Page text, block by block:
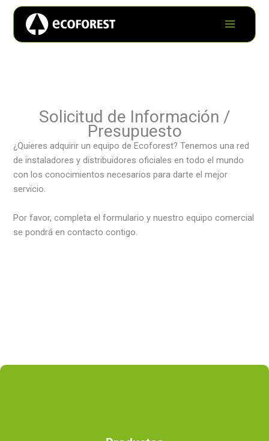
Solicitud de Información /
Presupuesto
¿Quieres adquirir un equipo de Ecoforest? Tenemos una red
de instaladores y distribuidores oficiales en todo el mundo
con los conocimientos necesarios para darte el mejor
servicio.
Por favor, completa el formulario y nuestro equipo comercial
se pondrá en contacto contigo.